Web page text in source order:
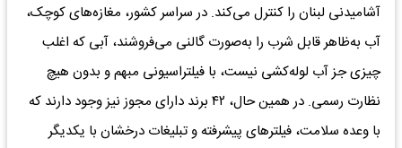
آشامیدنی لبنان را کنترل می‌کند. در سراسر کشور، مغازه‌های کوچک،
آب به‌ظاهر قابل شرب را به‌صورت گالنی می‌فروشند، آبی که اغلب
چیزی جز آب لوله‌کشی نیست، با فیلتراسیونی مبهم و بدون هیچ
نظارت رسمی. در همین حال، ۴۲ برند دارای مجوز نیز وجود دارند که
با وعده سلامت، فیلترهای پیشرفته و تبلیغات درخشان با یکدیگر